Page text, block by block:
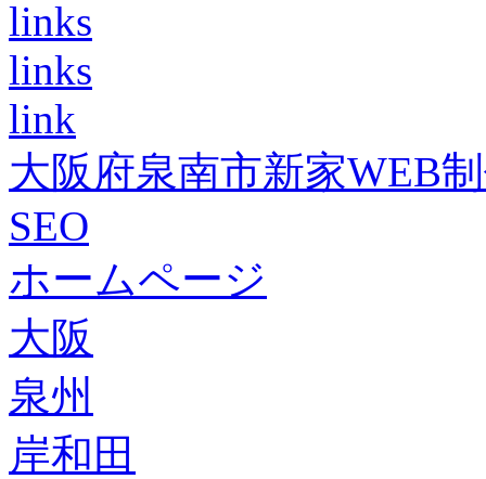
links
links
link
大阪府泉南市新家WEB
SEO
ホームページ
大阪
泉州
岸和田